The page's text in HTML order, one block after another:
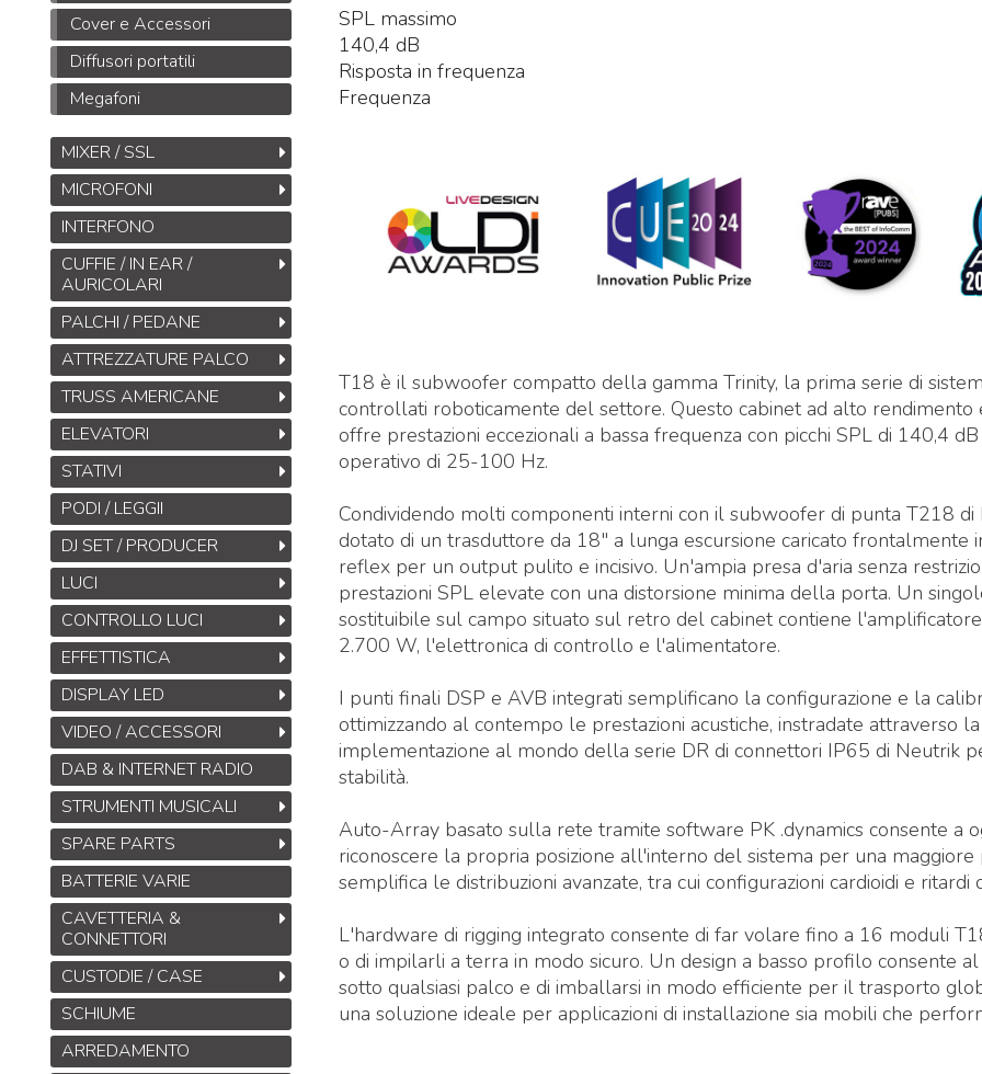
SPL massimo
140,4 dB
Risposta in frequenza
Frequenza
T18 è il subwoofer compatto della gamma Trinity, la prima serie di
controllati roboticamente del settore. Questo cabinet ad alto rendimento
offre prestazioni eccezionali a bassa frequenza con picchi SPL di 140,4
operativo di 25-100 Hz.
Condividendo molti componenti interni con il subwoofer di punta T218 di
dotato di un trasduttore da 18" a lunga escursione caricato frontalmente
reflex per un output pulito e incisivo. Un'ampia presa d'aria senza
prestazioni SPL elevate con una distorsione minima della porta. Un
sostituibile sul campo situato sul retro del cabinet contiene
2.700 W, l'elettronica di controllo e l'alimentatore.
I punti finali DSP e AVB integrati semplificano la configurazione e la
ottimizzando al contempo le prestazioni acustiche, instradate attraverso
implementazione al mondo della serie DR di connettori IP65 di Neutrik
stabilità.
Auto-Array basato sulla rete tramite software PK .dynamics consente a
riconoscere la propria posizione all'interno del sistema per una maggiore
semplifica le distribuzioni avanzate, tra cui configurazioni cardioidi e ritardi
L'hardware di rigging integrato consente di far volare fino a 16 moduli
o di impilarli a terra in modo sicuro. Un design a basso profilo consente
sotto qualsiasi palco e di imballarsi in modo efficiente per il trasporto
una soluzione ideale per applicazioni di installazione sia mobili che
Cover e Accessori
Diffusori portatili
Megafoni
MIXER / SSL
MICROFONI
INTERFONO
CUFFIE / IN EAR /
AURICOLARI
PALCHI / PEDANE
ATTREZZATURE PALCO
TRUSS AMERICANE
ELEVATORI
STATIVI
PODI / LEGGII
DJ SET / PRODUCER
LUCI
CONTROLLO LUCI
EFFETTISTICA
DISPLAY LED
VIDEO / ACCESSORI
DAB & INTERNET RADIO
STRUMENTI MUSICALI
SPARE PARTS
BATTERIE VARIE
CAVETTERIA &
CONNETTORI
CUSTODIE / CASE
SCHIUME
ARREDAMENTO
Midas DL32